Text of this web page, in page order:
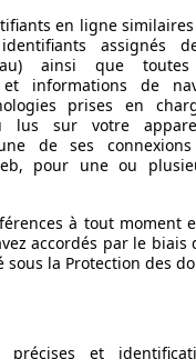
en ligne
assignés
ainsi que
informations de
prises en
lus sur votre
de ses
pour une ou
à tout moment
accordés par le biais
la Protection des
précises et